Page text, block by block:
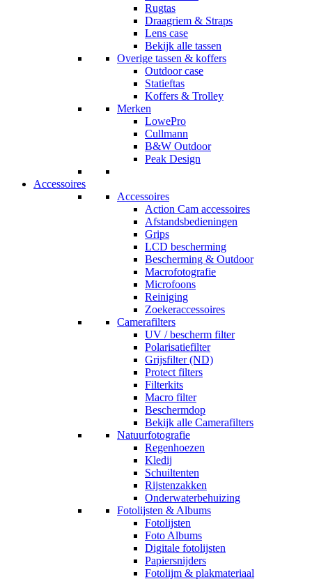
Rugtas
Draagriem & Straps
Lens case
Bekijk alle tassen
Overige tassen & koffers
Outdoor case
Statieftas
Koffers & Trolley
Merken
LowePro
Cullmann
B&W Outdoor
Peak Design
Accessoires
Accessoires
Action Cam accessoires
Afstandsbedieningen
Grips
LCD bescherming
Bescherming & Outdoor
Macrofotografie
Microfoons
Reiniging
Zoekeraccessoires
Camerafilters
UV / bescherm filter
Polarisatiefilter
Grijsfilter (ND)
Protect filters
Filterkits
Macro filter
Beschermdop
Bekijk alle Camerafilters
Natuurfotografie
Regenhoezen
Kledij
Schuiltenten
Rijstenzakken
Onderwaterbehuizing
Fotolijsten & Albums
Fotolijsten
Foto Albums
Digitale fotolijsten
Papiersnijders
Fotolijm & plakmateriaal